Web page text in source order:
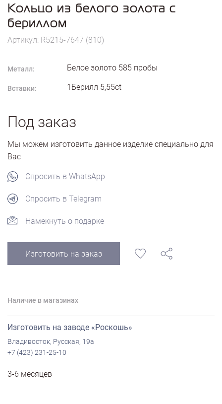
Кольцо из белого золота с
бериллом
Артикул: R5215-7647 (810)
Металл: Белое золото 585 пробы
Вставки: 1Берилл 5,55ct
Под заказ
Мы можем изготовить данное изделие специально для
Вас
Спросить в WhatsApp
Спросить в Telegram
Намекнуть о подарке
Изготовить на заказ
Наличие в магазинах
Изготовить на заводе «Роскошь»
Владивосток, Русская, 19а
+7 (423) 231-25-10
3-6 месяцев